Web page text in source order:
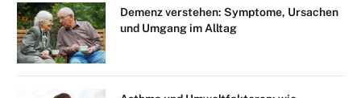
Demenz verstehen: Symptome, Ursachen
und Umgang im Alltag